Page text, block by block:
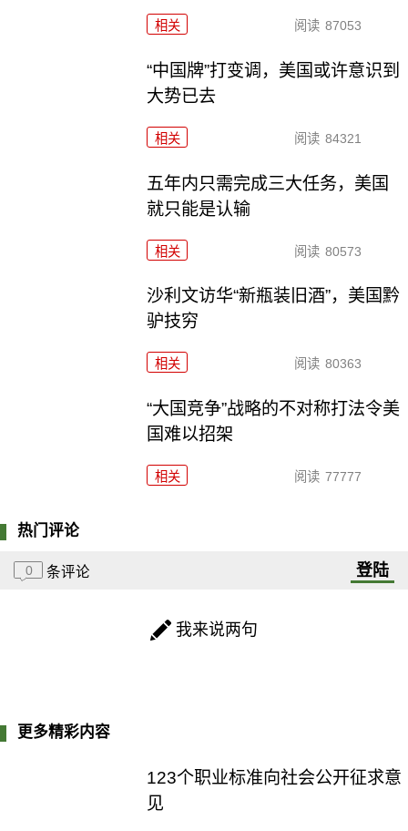
相关 阅读 87053
“中国牌”打变调，美国或许意识到
大势已去
相关 阅读 84321
五年内只需完成三大任务，美国
就只能是认输
相关 阅读 80573
沙利文访华“新瓶装旧酒”，美国黔
驴技穷
相关 阅读 80363
“大国竞争”战略的不对称打法令美
国难以招架
相关 阅读 77777
热门评论
0 条评论 登陆
我来说两句
更多精彩内容
123个职业标准向社会公开征求意
见